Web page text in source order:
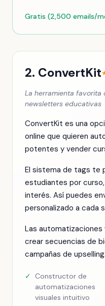
Gratis (2,500 emails/
2. ConvertKit
La herramienta favorita
newsletters educativas
ConvertKit es una
online que quieren
potentes y vender
El sistema de tags te
estudiantes por
interés. Así puedes
personalizado a cada
Las automatizaciones
crear secuencias de
campañas de upselling.
✓
Constructor de
automatizaciones
visuales intuitivo